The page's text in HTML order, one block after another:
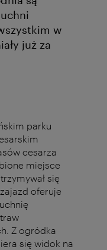
w
już za
parku
cesarza
miejsce
się
oferuje
Z ogródka
się widok na